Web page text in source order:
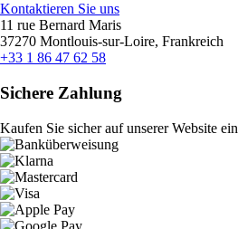
Kontaktieren Sie uns
11 rue Bernard Maris
37270 Montlouis-sur-Loire, Frankreich
+33 1 86 47 62 58
Sichere Zahlung
Kaufen Sie sicher auf unserer Website ein